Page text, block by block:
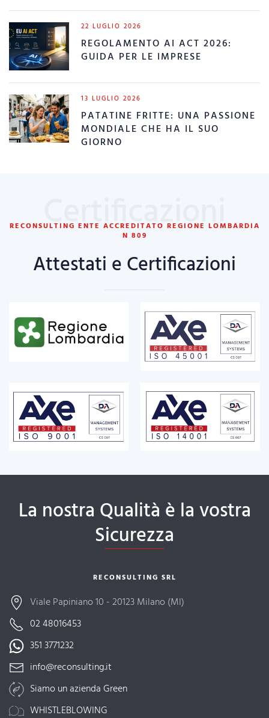
22 LUGLIO 2026
REGOLAMENTO AI ACT 2026:
GUIDA PER LE IMPRESE
13 LUGLIO 2026
PATATINE FRITTE: UNA PASSIONE
MONDIALE CHE HA IL SUO
GIORNO
Certificazioni
RECONSULTING ENTE ACCREDITATO REGIONE LOMBARDIA
N 809
Attestati e Certificazioni
La nostra Qualità è la vostra
Sicurezza
RECONSULTING SRL
Viale Papiniano 10 - 20123 Milano (MI)
02 48016453
351 3771232
info@reconsulting.it
Siamo un azienda Green
WHISTLEBLOWING